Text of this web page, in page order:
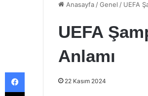
Anasayfa /Genel / UEFA
UEFA
Anlamı
22 Kasım 2024
Facebook
X